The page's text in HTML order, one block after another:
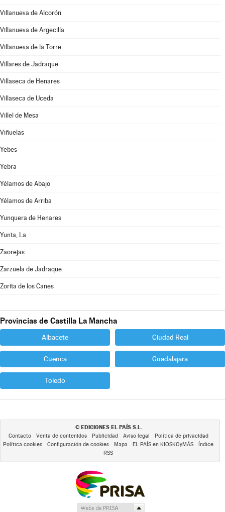
Villanueva de Alcorón
Villanueva de Argecilla
Villanueva de la Torre
Villares de Jadraque
Villaseca de Henares
Villaseca de Uceda
Villel de Mesa
Viñuelas
Yebes
Yebra
Yélamos de Abajo
Yélamos de Arriba
Yunquera de Henares
Yunta, La
Zaorejas
Zarzuela de Jadraque
Zorita de los Canes
Provincias de Castilla La Mancha
Albacete Ciudad Real
Cuenca Guadalajara
Toledo
© EDICIONES EL PAÍS S.L.
Contacto Venta de contenidos Publicidad Aviso legal
Política de privacidad
Política cookies
Configuración de cookies Mapa EL PAÍS en KIOSKOyMÁS
Índice
RSS